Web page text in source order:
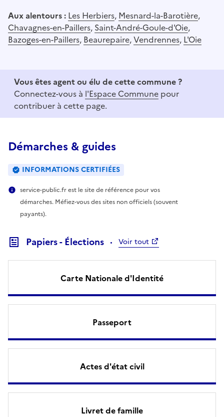
Aux alentours : Les Herbiers, Mesnard-la-Barotière,
Chavagnes-en-Paillers, Saint-André-Goule-d'Oie,
Bazoges-en-Paillers, Beaurepaire,Vendrennes, L'Oie
Vous êtes agent ou élu de cette commune ?
Connectez-vous à l'Espace Commune pour
contribuer à cette page.
Démarches & guides
INFORMATIONS CERTIFIÉES
service-public.fr est le site de référence pour vos
démarches. Méfiez-vous des sites non officiels (souvent
payants).
Papiers - Élections Voir tout
Carte Nationale d'Identité
Passeport
Actes d'état civil
Livret de famille